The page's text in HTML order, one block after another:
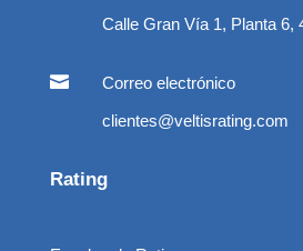
Calle Gran Vía 1, Planta 6,

Correo electrónico
clientes@veltisrating.com
Rating